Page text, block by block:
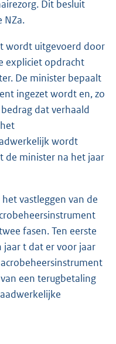
Dit besluit
NZa.
wordt uitgevoerd door
expliciet opdracht
De minister bepaalt
ingezet wordt en, zo
dat verhaald
wordt
de minister na het jaar
vastleggen van de
fasen. Ten eerste
t dat er voor jaar
een terugbetaling